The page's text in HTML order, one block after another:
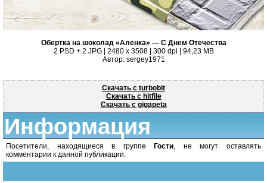
Обертка на шоколад «Аленка» — С Днем Отечества
2 PSD + 2 JPG | 2480 x 3508 | 300 dpi | 94,23 MB
Автор: sergey1971
Скачать с turbobit
Скачать с hitfile
Скачать с gigapeta
Информация
Посетители, находящиеся в группе Гости, не могут оставлять
комментарии к данной публикации.